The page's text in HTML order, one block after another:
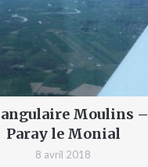
Moulins –
Paray le Monial
8 avril 2018